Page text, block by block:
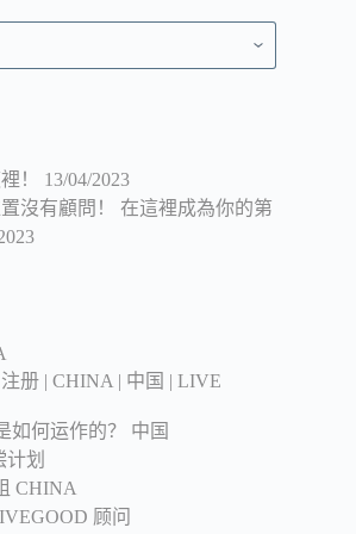
！
13/04/2023
沒有顧問！ 在這裡成為你的第
册 | CHINA | 中国 | LIVE
如何运作的？ 中国
计划
CHINA
顾问